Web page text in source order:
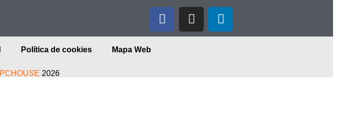
Política de cookies Mapa Web
PCHOUSE 2026